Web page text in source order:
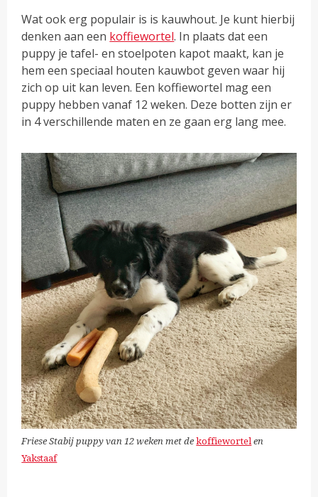
Wat ook erg populair is is kauwhout. Je kunt hierbij
denken aan een koffiewortel. In plaats dat een
puppy je tafel- en stoelpoten kapot maakt, kan je
hem een speciaal houten kauwbot geven waar hij
zich op uit kan leven. Een koffiewortel mag een
puppy hebben vanaf 12 weken. Deze botten zijn er
in 4 verschillende maten en ze gaan erg lang mee.
Friese Stabij puppy van 12 weken met dekoffiewortel en
Yakstaaf